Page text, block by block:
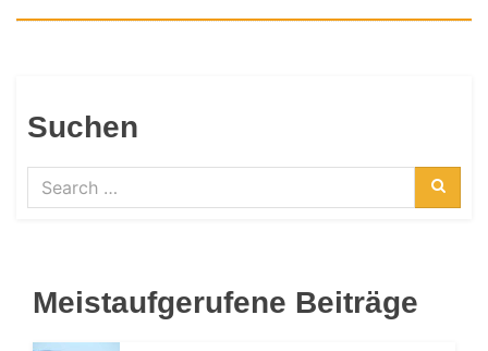
Suchen
Search
Meistaufgerufene Beiträge